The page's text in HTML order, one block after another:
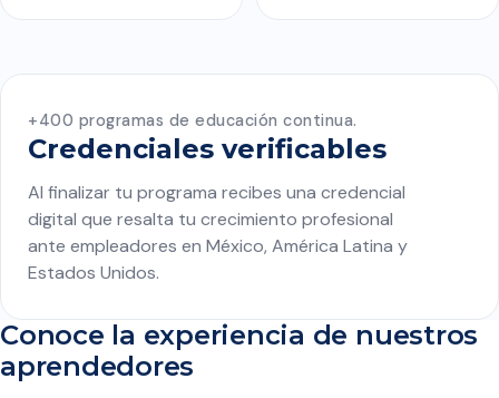
+400 programas de educación continua.
Credenciales verificables
Al finalizar tu programa recibes una credencial
digital que resalta tu crecimiento profesional
ante empleadores en México, América Latina y
Estados Unidos.
Conoce la experiencia de nuestros
aprendedores